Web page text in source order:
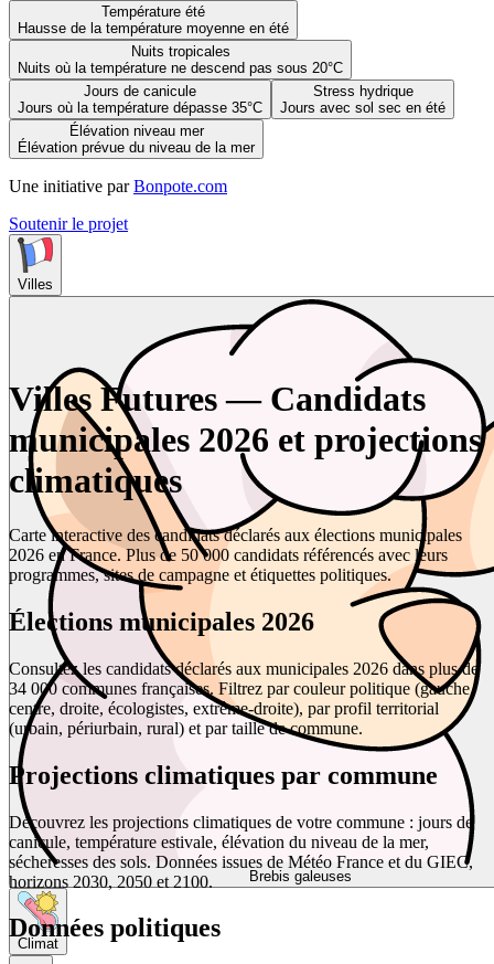
Température été
Hausse de la température moyenne en été
Nuits tropicales
Nuits où la température ne descend pas sous 20°C
Jours de canicule
Jours où la température dépasse 35°C
Stress hydrique
Jours avec sol sec en été
Élévation niveau mer
Élévation prévue du niveau de la mer
Une initiative par Bonpote.com
Soutenir le projet
Villes
Brebis galeuses
Climat
Villes Futures — Candidats
municipales 2026 et projections
climatiques
Carte interactive des candidats déclarés aux élections municipales
2026 en France. Plus de 50 000 candidats référencés avec leurs
programmes, sites de campagne et étiquettes politiques.
Élections municipales 2026
Consultez les candidats déclarés aux municipales 2026 dans plus de
34 000 communes françaises. Filtrez par couleur politique (gauche,
centre, droite, écologistes, extrême-droite), par profil territorial
(urbain, périurbain, rural) et par taille de commune.
Projections climatiques par commune
Découvrez les projections climatiques de votre commune : jours de
canicule, température estivale, élévation du niveau de la mer,
sécheresses des sols. Données issues de Météo France et du GIEC,
horizons 2030, 2050 et 2100.
Données politiques